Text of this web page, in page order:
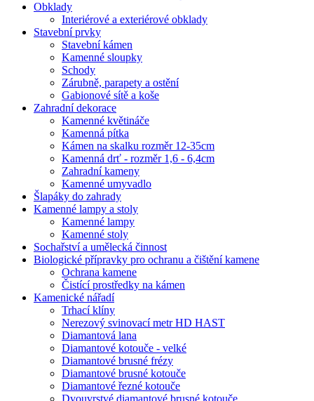
Obklady
Interiérové a exteriérové obklady
Stavební prvky
Stavební kámen
Kamenné sloupky
Schody
Zárubně, parapety a ostění
Gabionové sítě a koše
Zahradní dekorace
Kamenné květináče
Kamenná pítka
Kámen na skalku rozměr 12-35cm
Kamenná drť - rozměr 1,6 - 6,4cm
Zahradní kameny
Kamenné umyvadlo
Šlapáky do zahrady
Kamenné lampy a stoly
Kamenné lampy
Kamenné stoly
Sochařství a umělecká činnost
Biologické přípravky pro ochranu a čištění kamene
Ochrana kamene
Čistící prostředky na kámen
Kamenické nářadí
Trhací klíny
Nerezový svinovací metr HD HAST
Diamantová lana
Diamantové kotouče - velké
Diamantové brusné frézy
Diamantové brusné kotouče
Diamantové řezné kotouče
Dvouvrstvé diamantové brusné kotouče